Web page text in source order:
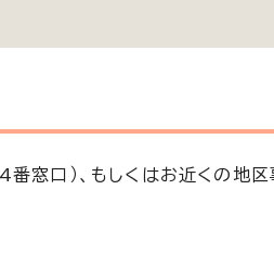
窓口）、もしくはお近くの地